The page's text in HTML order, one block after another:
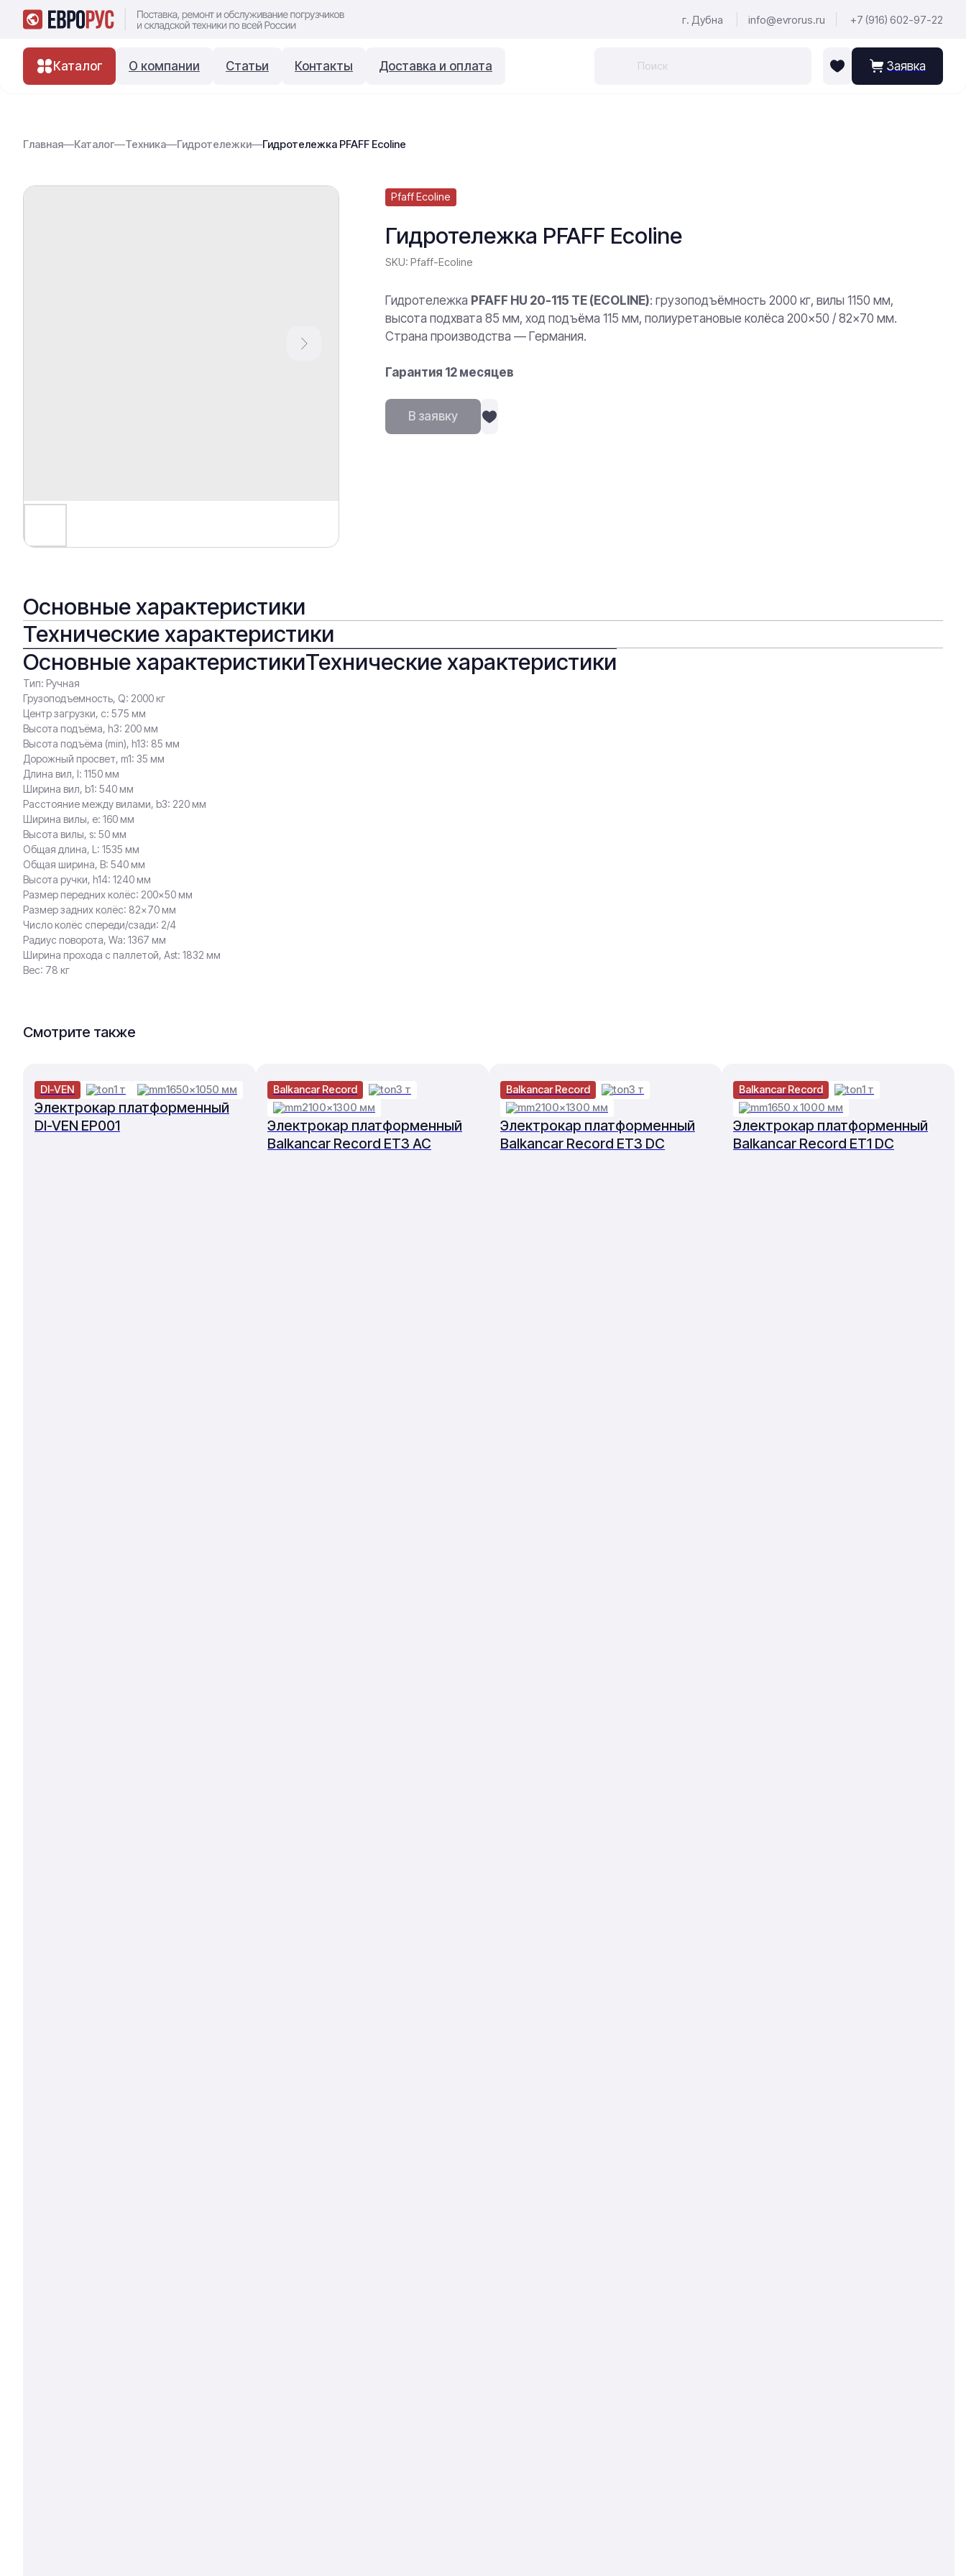
г. Дубна info@evrorus.ru +7 (916) 602-97-22
Каталог О компании Статьи Контакты Доставка и оплата Заявка
Главная—Каталог—Техника—Гидротележки—Гидротележка PFAFF Ecoline
Гидротележка PFAFF Ecoline
Pfaff Ecoline
SKU: Pfaff-Ecoline
В заявку
Гидротележка PFAFF HU 20-115 TE (ECOLINE): грузоподъёмность 2000 кг, вилы 1150 мм,
высота подхвата 85 мм, ход подъёма 115 мм, полиуретановые колёса 200×50 / 82×70 мм.
Страна производства — Германия.
Гарантия 12 месяцев
Основные характеристики
Технические характеристики
Основные характеристики
Тип: Ручная
Грузоподъемность, Q: 2000 кг
Центр загрузки, c: 575 мм
Высота подъёма, h3: 200 мм
Высота подъёма (min), h13: 85 мм
Дорожный просвет, m1: 35 мм
Длина вил, l: 1150 мм
Ширина вил, b1: 540 мм
Расстояние между вилами, b3: 220 мм
Ширина вилы, e: 160 мм
Высота вилы, s: 50 мм
Общая длина, L: 1535 мм
Общая ширина, B: 540 мм
Высота ручки, h14: 1240 мм
Размер передних колёс: 200×50 мм
Размер задних колёс: 82×70 мм
Число колёс спереди/сзади: 2/4
Радиус поворота, Wa: 1367 мм
Ширина прохода с паллетой, Ast: 1832 мм
Вес: 78 кг
Технические характеристики
Смотрите также
Электрокар платформенный
DI-VEN EP001
DI-VEN 1 т 1650×1050 мм
Электрокар платформенный
Balkancar Record ET3 AC
Balkancar Record
3 т
2100×1300 мм
Электрокар платформенный
Balkancar Record ET3 DC
Balkancar Record
3 т
2100×1300 мм
Электрокар платформенный
Balkancar Record ET1 DC
Balkancar Record
1 т
1650 х 1000 мм